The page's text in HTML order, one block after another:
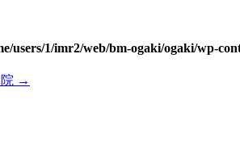
users/1/imr2/web/bm-ogaki/ogaki/wp-
→